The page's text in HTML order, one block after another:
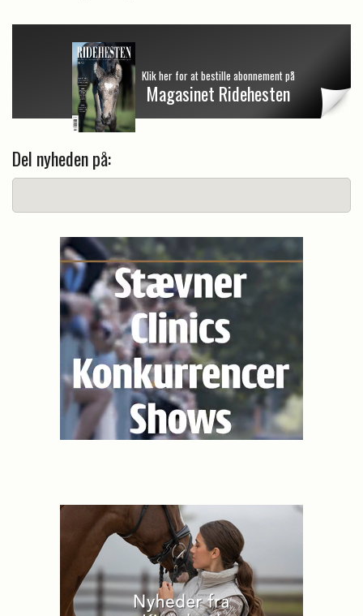
Klik her for at bestille abonnement på
Magasinet Ridehesten
Del nyheden på: